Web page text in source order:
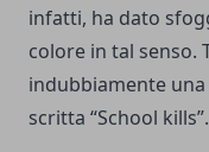
infatti, ha dato
colore in tal senso.
indubbiamente
scritta “School kills”.